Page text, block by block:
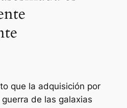
que la adquisición por
guerra de las galaxias